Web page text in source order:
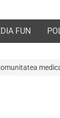
FUN
a Argeșului este